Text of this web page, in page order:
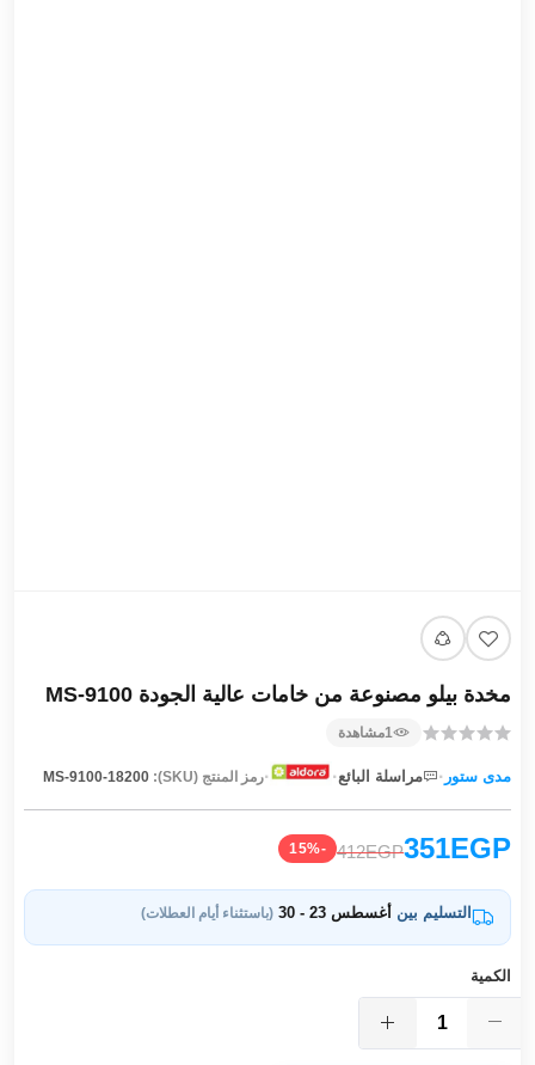
مخدة بيلو مصنوعة من خامات عالية الجودة MS-9100
1مشاهدة
مدى ستور · مراسلة البائع·
·رمز المنتج (SKU): MS-9100-18200
351EGP
412EGP
-15%
التسليم بين أغسطس 23 - 30 (باستثناء أيام العطلات)
الكمية